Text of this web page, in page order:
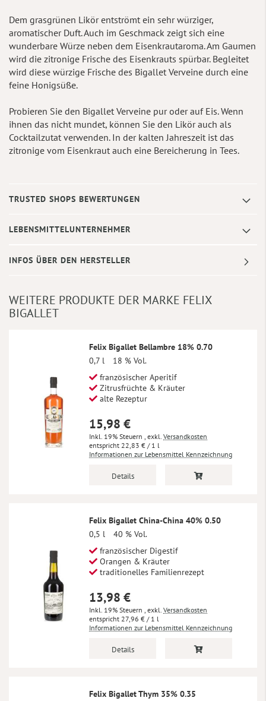
Dem grasgrünen Likör entströmt ein sehr würziger,
aromatischer Duft. Auch im Geschmack zeigt sich eine
wunderbare Würze neben dem Eisenkrautaroma. Am Gaumen
wird die zitronige Frische des Eisenkrauts spürbar. Begleitet
wird diese würzige Frische des Bigallet Verveine durch eine
feine Honigsüße.
Probieren Sie den Bigallet Verveine pur oder auf Eis. Wenn
ihnen das nicht mundet, können Sie den Likör auch als
Cocktailzutat verwenden. In der kalten Jahreszeit ist das
zitronige vom Eisenkraut auch eine Bereicherung in Tees.
TRUSTED SHOPS BEWERTUNGEN
LEBENSMITTELUNTERNEHMER
INFOS ÜBER DEN HERSTELLER
WEITERE PRODUKTE DER MARKE FELIX
BIGALLET
Felix Bigallet Bellambre 18% 0.70
0,7 l
18 % Vol.
französischer Aperitif
Zitrusfrüchte & Kräuter
alte Rezeptur
15,98 €
Inkl. 19% Steuern , exkl. Versandkosten
22,83 € / 1 l
Informationen zur Lebensmittel Kennzeichnung
Details
Felix Bigallet China-China 40% 0.50
0,5 l
40 % Vol.
französischer Digestif
Orangen & Kräuter
traditionelles Familienrezept
13,98 €
Inkl. 19% Steuern , exkl. Versandkosten
27,96 € / 1 l
Informationen zur Lebensmittel Kennzeichnung
Details
Felix Bigallet Thym 35% 0.35